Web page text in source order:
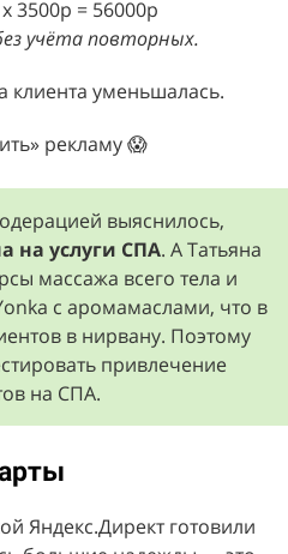
3500р = 56000р
учёта повторных.
клиента уменьшалась.
рекламу 😱
выяснилось,
на услуги СПА. А Татьяна
массажа всего тела и
с аромамаслами, что в
в нирвану. Поэтому
привлечение
на СПА.
Яндекс.Директ готовили